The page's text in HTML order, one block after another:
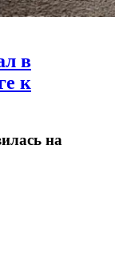
в
к
на